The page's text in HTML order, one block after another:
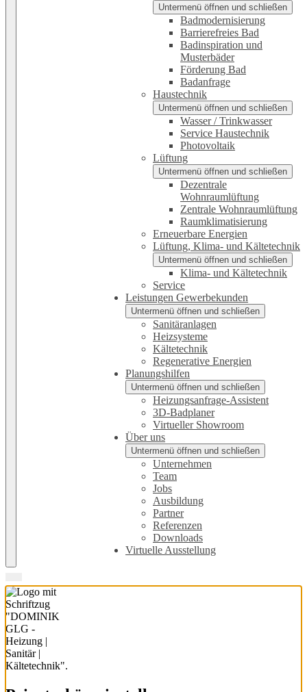
Untermenü öffnen und schließen
Badmodernisierung
Barrierefreies Bad
Badinspiration und
Musterbäder
Förderung Bad
Badanfrage
Haustechnik
Untermenü öffnen und schließen
Wasser / Trinkwasser
Service Haustechnik
Photovoltaik
Lüftung
Untermenü öffnen und schließen
Dezentrale
Wohnraumlüftung
Zentrale Wohnraumlüftung
Raumklimatisierung
Erneuerbare Energien
Lüftung, Klima- und Kältetechnik
Untermenü öffnen und schließen
Klima- und Kältetechnik
Service
Leistungen Gewerbekunden
Untermenü öffnen und schließen
Sanitäranlagen
Heizsysteme
Kältetechnik
Regenerative Energien
Planungshilfen
Untermenü öffnen und schließen
Heizungsanfrage-Assistent
3D-Badplaner
Virtueller Showroom
Über uns
Untermenü öffnen und schließen
Unternehmen
Team
Jobs
Ausbildung
Partner
Referenzen
Downloads
Virtuelle Ausstellung